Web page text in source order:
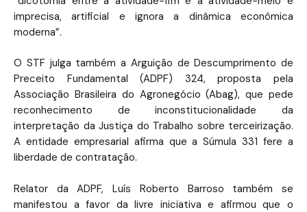
imprecisa, artificial e ignora a dinâmica econômica
moderna”.
O STF julga também a Arguição de Descumprimento de
Preceito Fundamental (ADPF) 324, proposta pela
Associação Brasileira do Agronegócio (Abag), que pede
reconhecimento de inconstitucionalidade da
interpretação da Justiça do Trabalho sobre terceirização.
A entidade empresarial afirma que a Súmula 331 fere a
liberdade de contratação.
Relator da ADPF, Luís Roberto Barroso também se
manifestou a favor da livre iniciativa e afirmou que o